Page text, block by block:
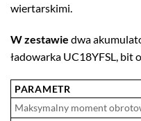
wiertarskimi.
W zestawie dwa
ładowarka UC18YFSL, bit
PARAMETR
Maksymalny moment